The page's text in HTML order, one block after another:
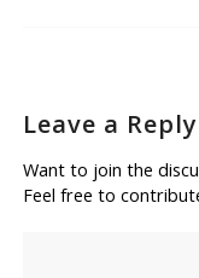
Leave a Reply
Want to join the
Feel free to